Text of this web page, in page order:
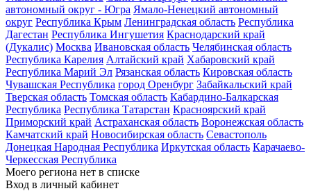
автономный округ - Югра Ямало-Ненецкий автономный
округ Республика Крым Ленинградская область Республика
Дагестан Республика Ингушетия Краснодарский край
(Дукалис) Москва Ивановская область Челябинская область
Республика Карелия Алтайский край Хабаровский край
Республика Марий Эл Рязанская область Кировская область
Чувашская Республика город Оренбург Забайкальский край
Тверская область Томская область Кабардино-Балкарская
Республика Республика Татарстан Красноярский край
Приморский край Астраханская область Воронежская область
Камчатский край Новосибирская область Севастополь
Донецкая Народная Республика Иркутская область Карачаево-
Черкесская Республика
Моего региона нет в списке
Вход в личный кабинет